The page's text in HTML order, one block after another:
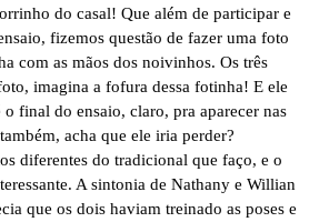
do casal! Que além de participar e
fizemos questão de fazer uma foto
com as mãos dos noivinhos. Os três
imagina a fofura dessa fotinha! E ele
final do ensaio, claro, pra aparecer nas
acha que ele iria perder?
diferentes do tradicional que faço, e o
A sintonia de Nathany e Willian
que os dois haviam treinado as poses e